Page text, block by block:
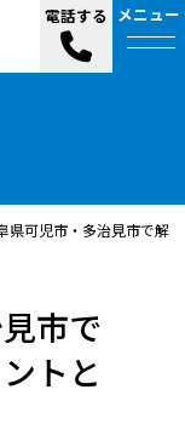
電話する メニュー
県可児市・多治見市で解
市で
トと